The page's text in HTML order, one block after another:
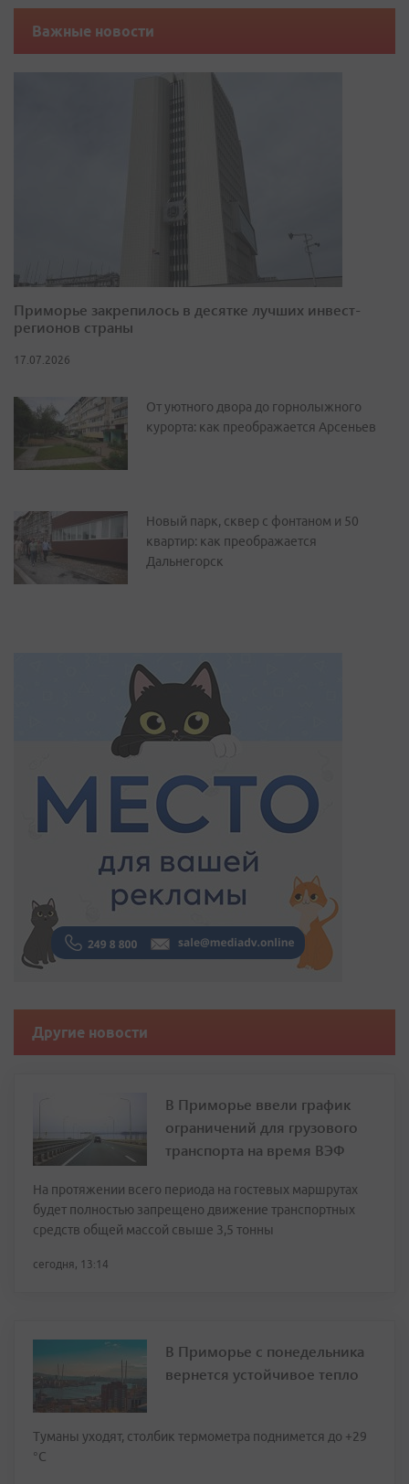
Важные новости
Приморье закрепилось в десятке лучших инвест-
регионов страны
17.07.2026
От уютного двора до горнолыжного
курорта: как преображается Арсеньев
Новый парк, сквер с фонтаном и 50
квартир: как преображается
Дальнегорск
Другие новости
В Приморье ввели график
ограничений для грузового
транспорта на время ВЭФ
На протяжении всего периода на гостевых маршрутах
будет полностью запрещено движение транспортных
средств общей массой свыше 3,5 тонны
сегодня, 13:14
В Приморье с понедельника
вернется устойчивое тепло
Туманы уходят, столбик термометра поднимется до +29
°С